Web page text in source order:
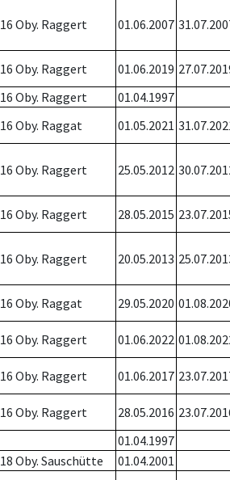
16 Oby. Raggert 01.06.2007
16 Oby. Raggert 01.06.2019
16 Oby. Raggert
01.04.1997
16 Oby. Raggat 01.05.2021
16 Oby. Raggert 25.05.2012
16 Oby. Raggert 28.05.2015
16 Oby. Raggert 20.05.2013
16 Oby. Raggat 29.05.2020
16 Oby. Raggert 01.06.2022
16 Oby. Raggert 01.06.2017
16 Oby. Raggert 28.05.2016
01.04.1997
18 Oby. Sauschütte
01.04.2001